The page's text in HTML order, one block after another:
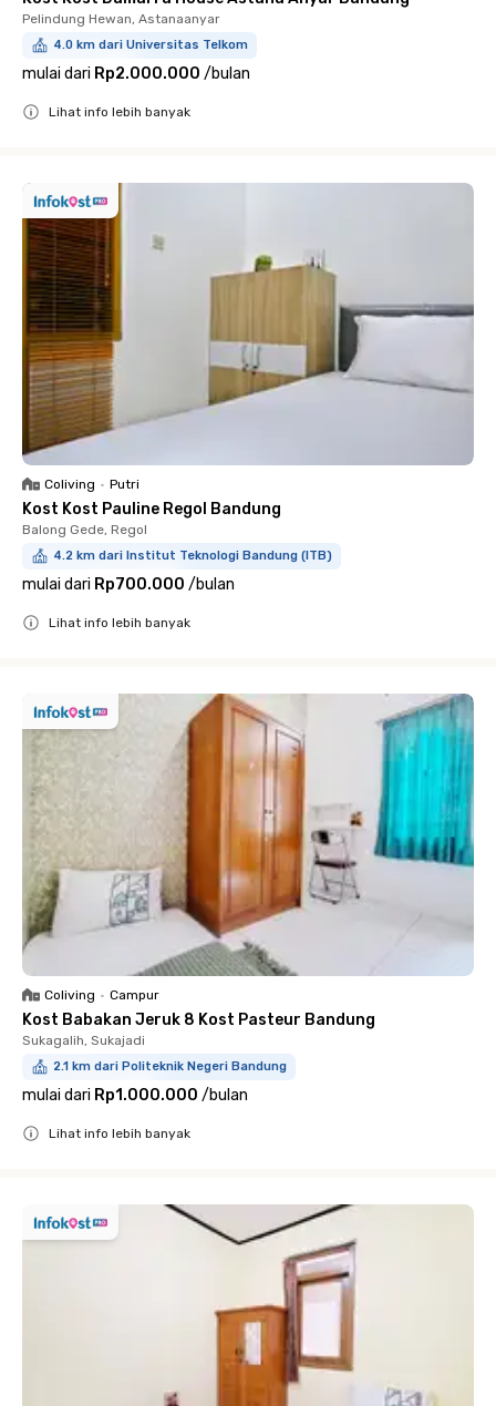
Pelindung Hewan, Astanaanyar
4.0 km dari Universitas Telkom
mulai dari Rp2.000.000 /bulan
Lihat info lebih banyak
Coliving • Putri
Kost Kost Pauline Regol Bandung
Balong Gede, Regol
4.2 km dari Institut Teknologi Bandung (ITB)
mulai dari Rp700.000 /bulan
Lihat info lebih banyak
Coliving • Campur
Kost Babakan Jeruk 8 Kost Pasteur Bandung
Sukagalih, Sukajadi
2.1 km dari Politeknik Negeri Bandung
mulai dari Rp1.000.000 /bulan
Lihat info lebih banyak